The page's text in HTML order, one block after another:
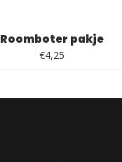
Roomboter pakje
€4,25